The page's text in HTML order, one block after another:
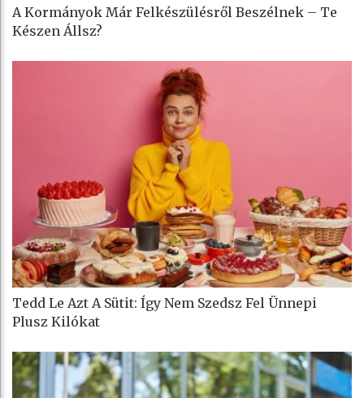
A Kormányok Már Felkészülésről Beszélnek – Te
Készen Állsz?
Tedd Le Azt A Sütit: Így Nem Szedsz Fel Ünnepi
Plusz Kilókat